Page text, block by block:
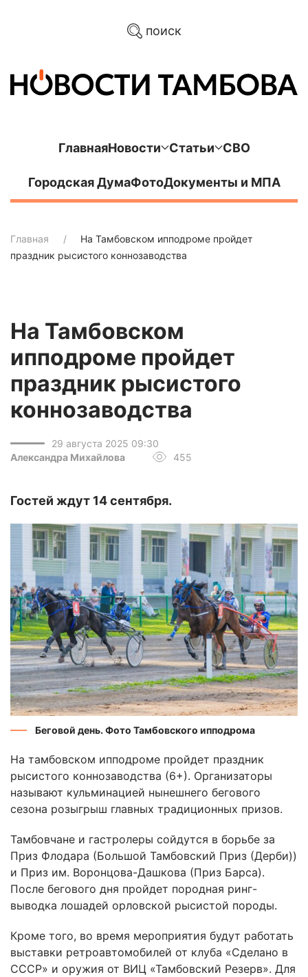
поиск
ГлавнаяНовости Статьи СВО
Городская ДумаФотоДокументы и МПА
Главная
На Тамбовском ипподроме пройдет
праздник рысистого коннозаводства
На Тамбовском
ипподроме пройдет
праздник рысистого
коннозаводства
29 августа 2025 09:30
Александра Михайлова
455
Гостей ждут 14 сентября.
Беговой день. Фото Тамбовского ипподрома
На тамбовском ипподроме пройдет праздник
рысистого коннозаводства (6+). Организаторы
называют кульминацией нынешнего бегового
сезона розыгрыш главных традиционных призов.
Тамбовчане и гастролеры сойдутся в борьбе за
Приз Флодара (Большой Тамбовский Приз (Дерби))
и Приз им. Воронцова-Дашкова (Приз Барса).
После бегового дня пройдет породная ринг-
выводка лошадей орловской рысистой породы.
Кроме того, во время мероприятия будут работать
выставки ретроавтомобилей от клуба «Сделано в
СССР» и оружия от ВИЦ «Тамбовский Резерв». Для